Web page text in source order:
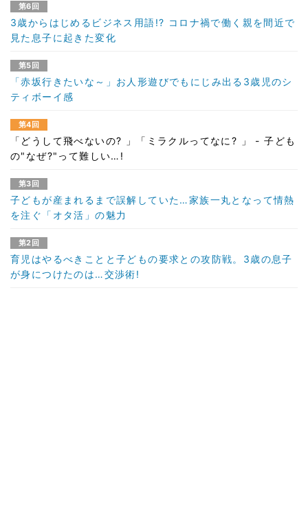
第6回
3歳からはじめるビジネス用語!? コロナ禍で働く親を間近で
見た息子に起きた変化
第5回
「赤坂行きたいな～」お人形遊びでもにじみ出る3歳児のシ
ティボーイ感
第4回
「どうして飛べないの? 」「ミラクルってなに? 」 - 子ども
の"なぜ?"って難しい…!
第3回
子どもが産まれるまで誤解していた…家族一丸となって情熱
を注ぐ「オタ活」の魅力
第2回
育児はやるべきことと子どもの要求との攻防戦。3歳の息子
が身につけたのは…交渉術!